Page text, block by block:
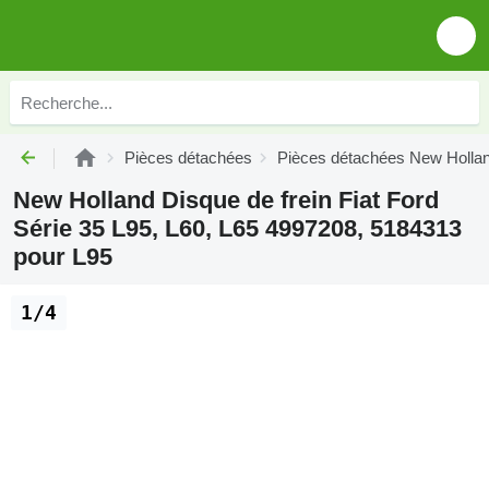
Pièces détachées Pièces détachées New
New Holland Disque de frein Fiat Ford
Série 35 L95, L60, L65 4997208, 5184313
pour L95
1/4